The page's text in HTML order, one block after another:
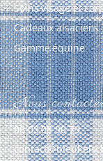
Soins visage et
Cadeaux alsaciens
Gamme équine
Nous
06 03 08 90 79